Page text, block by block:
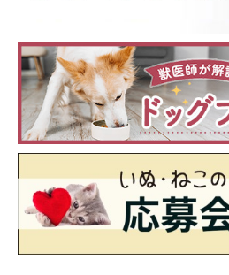
チワワブラック＆タンの
平均寿